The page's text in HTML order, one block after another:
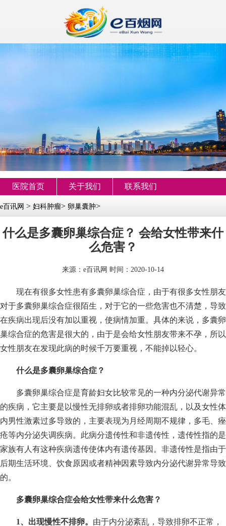
医院首页 关于我们 联系我们
e百讯网 > 妇科肿瘤> 卵巢囊肿>
什么是多囊卵巢综合症？ 会给女性带来什
么危害？
来源： e百讯网 时间：2020-10-14
现在有很多女性患有多囊卵巢综合症，由于有很多女性朋友
对于多囊卵巢综合症很陌生，对于它的一些危害也不清楚，导致
在疾病出现后没有加以重视，使病情加重。具体的来说，多囊卵
巢综合症的危害是很大的，由于是会给女性朋友带来不孕，所以
女性朋友在发现此病的时候千万要重视，不能掉以轻心。
什么是多囊卵巢综合症？
多囊卵巢综合症是育龄妇女比较常见的一种内分泌代谢异常
的疾病，它主要是以慢性无排卵或者排卵功能混乱，以及女性体
内男性激素过多导致的，主要表现为月经周期不规律，多毛、痤
疮等内分泌失调疾病。此病分遗传性和非遗传性，遗传性指的是
家族有人有这种疾病遗传使体内有遗传基因。非遗传性是指由于
后期生活环境、饮食原因或者精神因素导致内分泌代谢异常导致
的。
多囊卵巢综合症会给女性带来什么危害？
1、出现慢性不排卵。 由于内分泌紊乱，导致排卵不正常，